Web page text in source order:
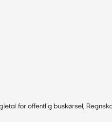
for offentlig buskørsel,